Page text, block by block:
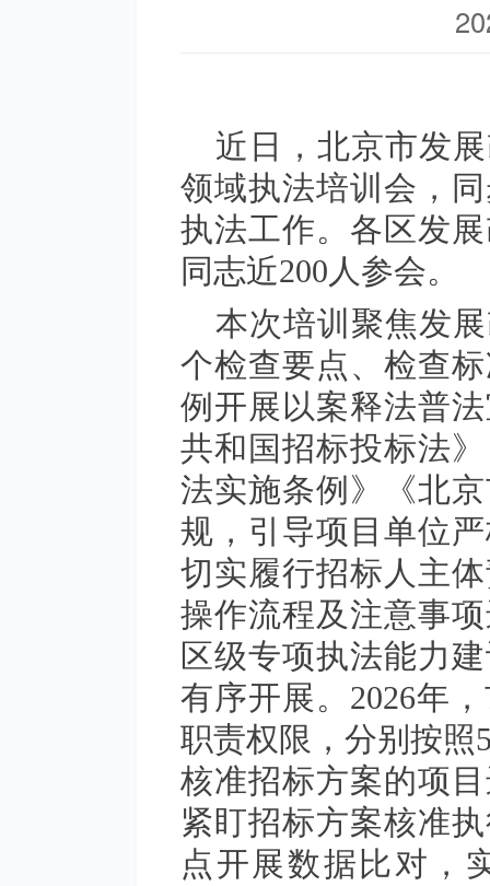
近日，北京市发
领域执法培训会，
执法工作。各区发
同志近200人参会。
本次培训聚焦发
个检查要点、检查
例开展以案释法普
共和国招标投标法
法实施条例》《北
规，引导项目单位
切实履行招标人主
操作流程及注意事
区级专项执法能力
有序开展。2026年
职责权限，分别按照
核准招标方案的项
紧盯招标方案核准
点开展数据比对，